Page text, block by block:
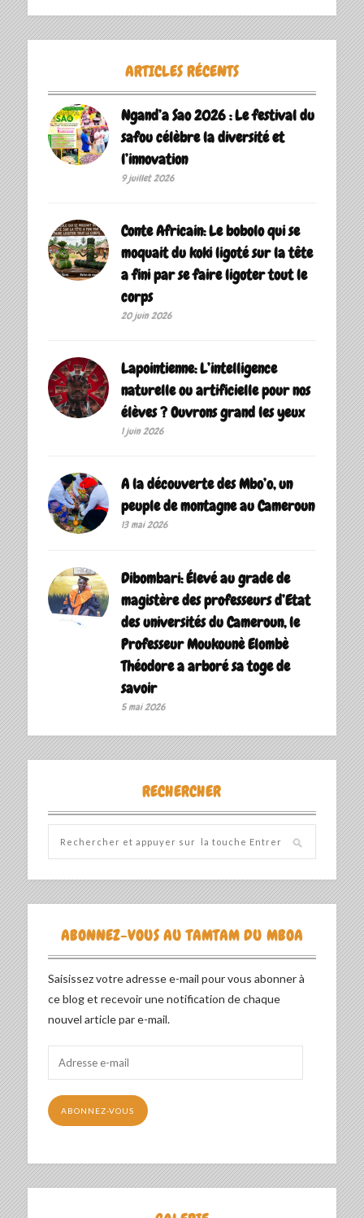
ARTICLES RÉCENTS
Ngand’a Sao 2026 : Le festival du
safou célèbre la diversité et
l’innovation
9 juillet 2026
Conte Africain: Le bobolo qui se
moquait du koki ligoté sur la tête
a fini par se faire ligoter tout le
corps
20 juin 2026
Lapointienne: L’intelligence
naturelle ou artificielle pour nos
élèves ? Ouvrons grand les yeux
1 juin 2026
A la découverte des Mbo’o, un
peuple de montagne au Cameroun
13 mai 2026
Dibombari: Élevé au grade de
magistère des professeurs d’Etat
des universités du Cameroun, le
Professeur Moukounè Elombè
Théodore a arboré sa toge de
savoir ‎
5 mai 2026
RECHERCHER
ABONNEZ-VOUS AU TAMTAM DU MBOA
Saisissez votre adresse e-mail pour vous abonner à
ce blog et recevoir une notification de chaque
nouvel article par e-mail.
Adresse
e-
mail
ABONNEZ-VOUS